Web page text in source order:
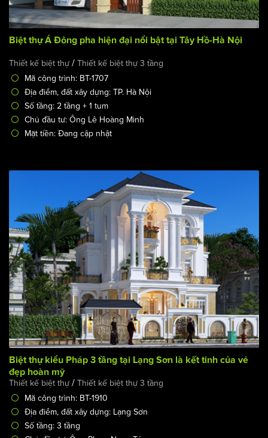
Biệt thự Á Đông pha hiện đại nổi bật tại Tây Hồ-Hà Nội
Thiết kế biệt thự / Thiết kế biệt thự 3 tầng
Mã công trình: BT-1707
Địa điểm, đất xây dựng: TP. Hà Nội
Số tầng: 2 tầng + 1 tum
Chủ đầu tư: Ông Lê Hoàng Minh
Mặt tiền: Đang cập nhật
Biệt thự kiểu Pháp 3 tầng tại Lạng Sơn là kết tinh của vẻ
đẹp hoàn mỹ
Thiết kế biệt thự / Thiết kế biệt thự 3 tầng
Mã công trình: BT-1910
Địa điểm, đất xây dựng: Lạng Sơn
Số tầng: 3 tầng